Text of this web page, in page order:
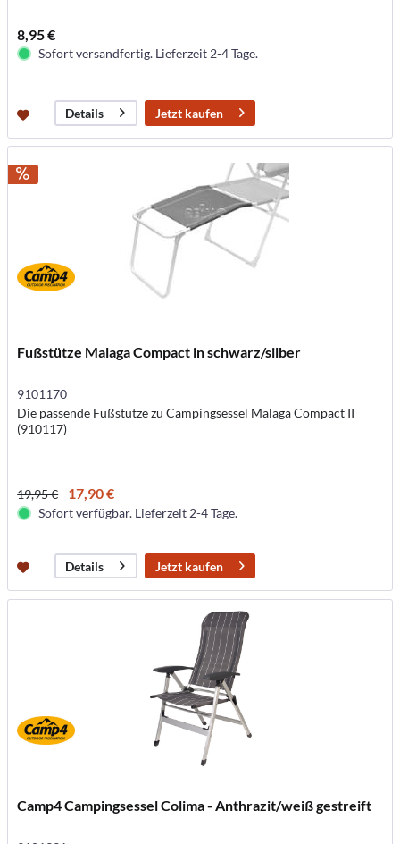
8,95 €
Sofort versandfertig. Lieferzeit 2-4 Tage.
Details Jetzt kaufen
Fußstütze Malaga Compact in schwarz/silber
9101170
Die passende Fußstütze zu Campingsessel Malaga Compact II
(910117)
19,95 € 17,90 €
Sofort verfügbar. Lieferzeit 2-4 Tage.
Details Jetzt kaufen
Camp4 Campingsessel Colima - Anthrazit/weiß gestreift